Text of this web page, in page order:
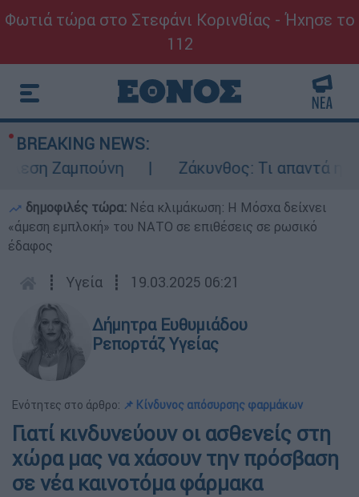
Φωτιά τώρα στο Στεφάνι Κορινθίας - Ήχησε το
112
BREAKING NEWS:
Ζαμπούνη
Ζάκυνθος: Τι απαντά η
δημοφιλές τώρα: Νέα κλιμάκωση: Η Μόσχα δείχνει
«άμεση εμπλοκή» του ΝΑΤΟ σε επιθέσεις σε ρωσικό
έδαφος
┋ Υγεία ┋ 19.03.2025 06:21
Δήμητρα Ευθυμιάδου
Ρεπορτάζ Υγείας
Ενότητες στο άρθρο: 📌 Κίνδυνος απόσυρσης φαρμάκων
Γιατί κινδυνεύουν οι ασθενείς στη
χώρα μας να χάσουν την πρόσβαση
σε νέα καινοτόμα φάρμακα